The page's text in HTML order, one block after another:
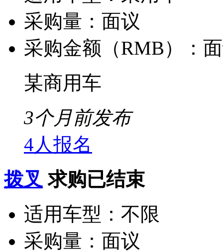
采购量： 面议
采购金额（RMB）：
某商用车
3个月前发布
4人报名
拨叉 求购已结束
适用车型： 不限
采购量： 面议